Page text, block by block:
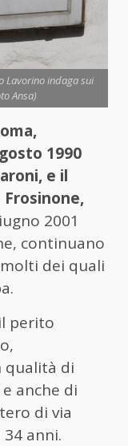
Lavorino indaga sui
Ansa)
1990
e il
Frosinone,
2001
continuano
dei quali
perito
qualità di
anche di
di via
anni.